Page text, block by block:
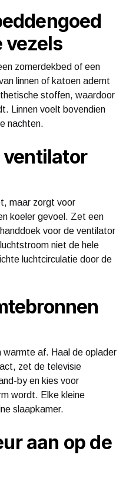
vezels
zomerdekbed of een
linnen of katoen ademt
stoffen, waardoor
Linnen voelt bovendien
nachten.
ventilator
maar zorgt voor
koeler gevoel. Zet een
voor de ventilator
niet de hele
luchtcirculatie door de
af. Haal de oplader
zet de televisie
by en kies voor
wordt. Elke kleine
slaapkamer.
aan op de